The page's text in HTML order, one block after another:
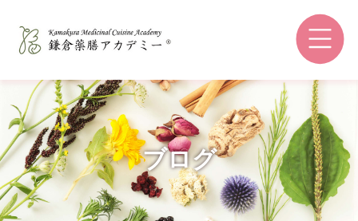
コースの選び方
講師紹介
認定資格・ライセンス認定教室
受講生の感想
ブログ